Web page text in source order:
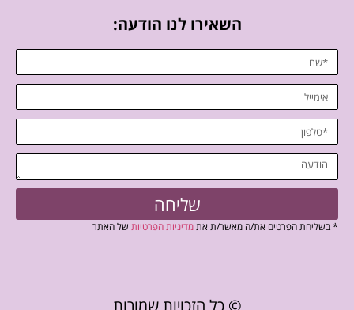
השאירו לנו הודעה:
שליחה
* בשליחת הפרטים את/ה מאשר/ת אתמדיניות הפרטיות של האתר
© כל הזכויות שמורות